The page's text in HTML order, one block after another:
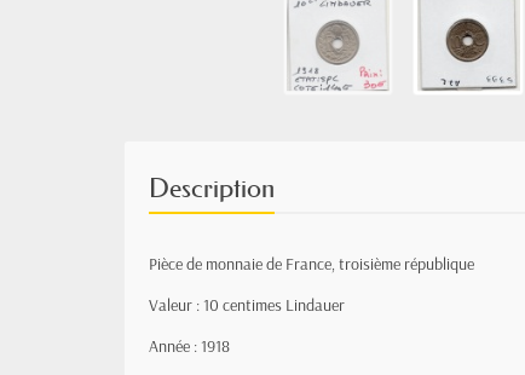
Description
Pièce de monnaie de France, troisième république
Valeur : 10 centimes Lindauer
Année : 1918